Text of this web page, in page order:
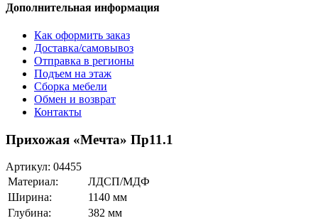
Дополнительная информация
Как оформить заказ
Доставка/самовывоз
Отправка в регионы
Подъем на этаж
Сборка мебели
Обмен и возврат
Контакты
Прихожая «Мечта» Пр11.1
Артикул: 04455
Материал:
ЛДСП/МДФ
Ширина:
1140 мм
Глубина:
382 мм